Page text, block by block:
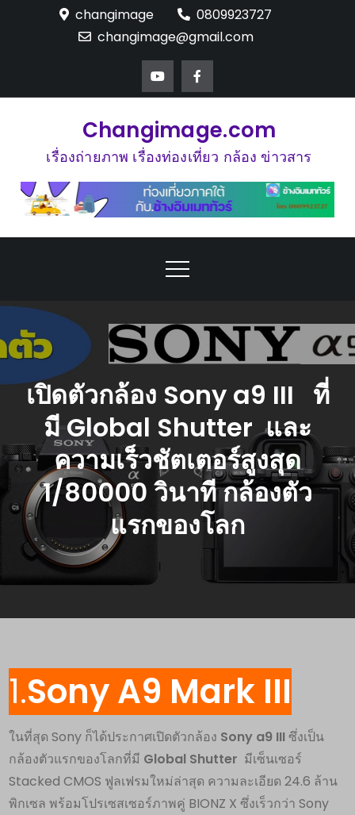
changimage
0809923727
changimage@gmail.com
Changimage.com
เรื่องถ่ายภาพ เรื่องท่องเที่ยว กล้อง ข่าวสาร
เปิดตัวกล้อง Sony a9 III ที่
มี Global Shutter และ
ความเร็วชัตเตอร์สูงสุด
1/80000 วินาที กล้องตัว
แรกของโลก
1.Sony A9 Mark III
ในที่สุด Sony ก็ได้ประกาศเปิดตัวกล้อง Sony a9 IIIซึ่งเป็น
กล้องตัวแรกของโลกที่มี Global Shutter มีเซ็นเซอร์
Stacked CMOS ฟูลเฟรมใหม่ล่าสุด ความละเอียด 24.6 ล้าน
พิกเซล พร้อมโปรเซสเซอร์ภาพคู่ BIONZ X ซึ่งเร็วกว่า Sony